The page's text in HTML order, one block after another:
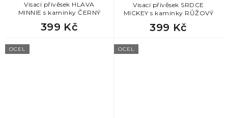
Visací přívěsek HLAVA
MINNIE s kamínky ČERNÝ
399 Kč
Visací přívěsek SRDCE
MICKEY s kamínky RŮŽOVÝ
399 Kč
OCEL OCEL